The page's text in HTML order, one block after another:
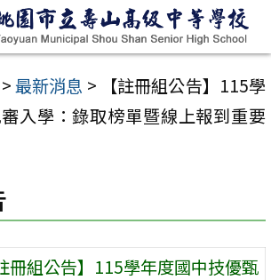
>最新消息 >
【註冊組公告】115學
入學：錄取榜單暨線上報到重要
冊組公告】115學年度國中技優甄